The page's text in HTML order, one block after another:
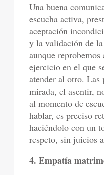
Una buena
escucha activa,
aceptación
y la validación de
aunque
ejercicio en el que
atender al otro. Las
mirada, el asentir,
al momento de
hablar, es preciso
haciéndolo con un
respeto, sin juicios
4. Empatía